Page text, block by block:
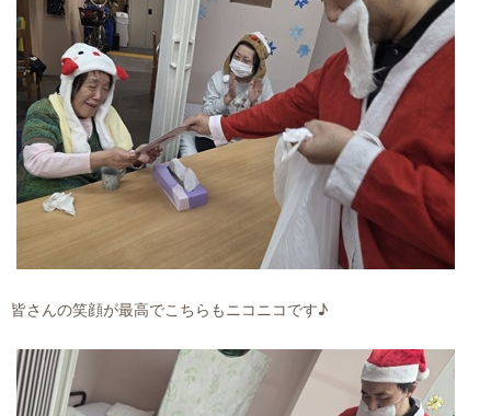
皆さんの笑顔が最高でこちらもニコニコです♪